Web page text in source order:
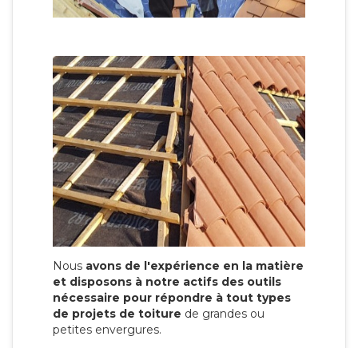
Nous avons de l'expérience en la matière
et disposons à notre actifs des outils
nécessaire pour répondre à tout types
de projets de toiture de grandes ou
petites envergures.